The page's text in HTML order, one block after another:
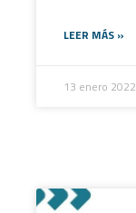
LEER MÁS »
13 enero 2022